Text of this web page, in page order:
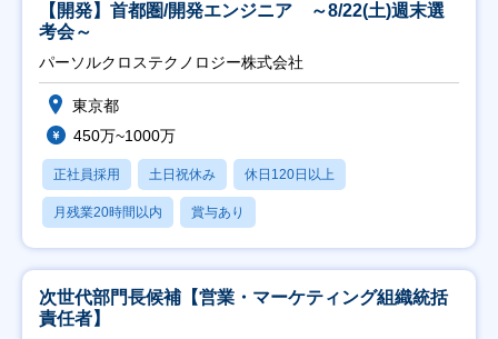
【開発】首都圏/開発エンジニア ～8/22(土)週末選
考会～
パーソルクロステクノロジー株式会社
東京都
450万~1000万
正社員採用 土日祝休み 休日120日以上
月残業20時間以内 賞与あり
次世代部門長候補【営業・マーケティング組織統括
責任者】